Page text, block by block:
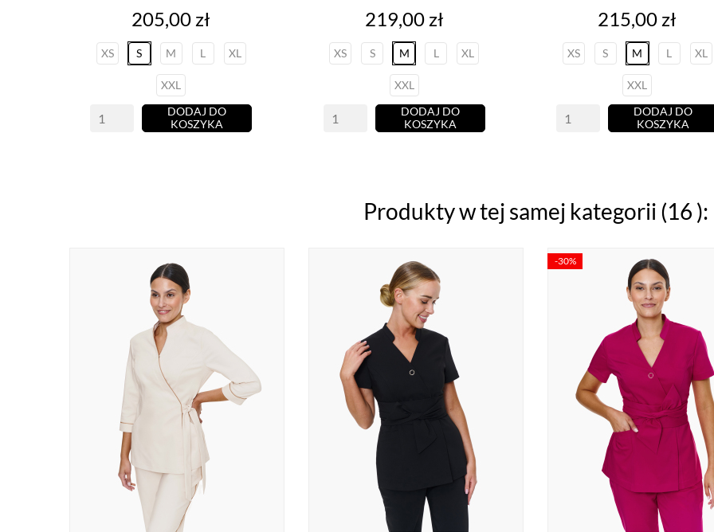
Cena
205,00 zł
XS S M L XL
XXL
DODAJ DO
KOSZYKA
Cena
219,00 zł
XS S M L XL
XXL
DODAJ DO
KOSZYKA
Cena
215,00 zł
XS S M L XL
XXL
DODAJ DO
KOSZYKA
Produkty w tej samej kategorii (16 ):
-30%